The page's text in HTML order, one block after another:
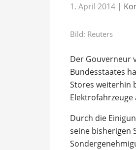
1. April 2014 |
Bild: Reuters
Der Gouverneur
Bundesstaates
Stores weiterhin
Durch die
seine bisherigen